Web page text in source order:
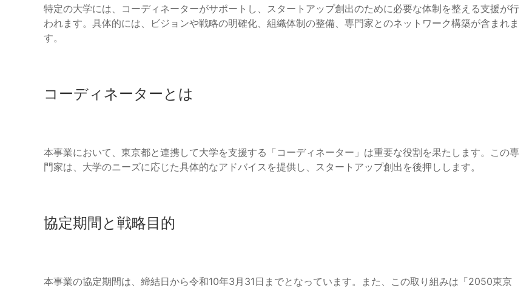
特定の大学には、コーディネーターがサポートし、スタートアップ創出のために必要な体制を整える支援が行
われます。具体的には、ビジョンや戦略の明確化、組織体制の整備、専門家とのネットワーク構築が含まれま
す。
コーディネーターとは
本事業において、東京都と連携して大学を支援する「コーディネーター」は重要な役割を果たします。この専
門家は、大学のニーズに応じた具体的なアドバイスを提供し、スタートアップ創出を後押しします。
協定期間と戦略目的
本事業の協定期間は、締結日から令和10年3月31日までとなっています。また、この取り組みは「2050東京